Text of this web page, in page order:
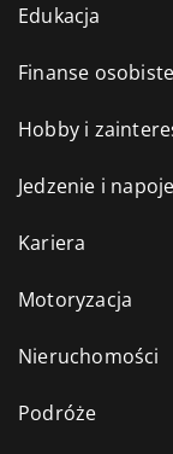
Edukacja
Finanse osobiste
Hobby i
Jedzenie i napoje
Kariera
Motoryzacja
Nieruchomości
Podróże